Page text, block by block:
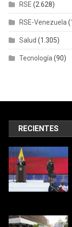
RSE (2.628)
RSE-Venezuela
Salud (1.305)
Tecnología(90)
RECIENTES